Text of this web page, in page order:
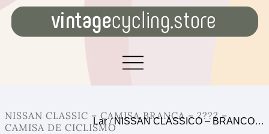
NISSAN CLASSIC – CAMISA BRANCA – ???? –
CAMISA DE CICLISMO
Lar/NISSAN CLÁSSICO – BRANCO…